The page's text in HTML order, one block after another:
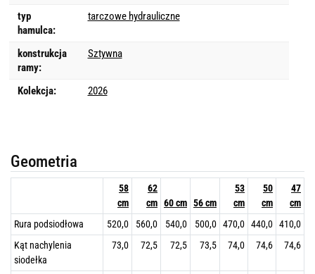
typ
hamulca:
tarczowe hydrauliczne
konstrukcja
ramy:
Sztywna
Kolekcja: 2026
Geometria
58
cm
62
cm 60 cm 56 cm
53
cm
50
cm
47
cm
Rura podsiodłowa
520,0 560,0 540,0 500,0 470,0 440,0 410,0
Kąt nachylenia
siodełka
73,0 72,5 72,5 73,5 74,0 74,6 74,6